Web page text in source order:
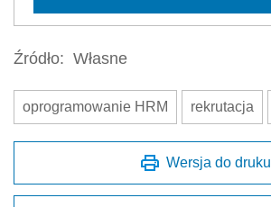
Źródło: Własne
oprogramowanie HRM rekrutacja
Wersja do druku